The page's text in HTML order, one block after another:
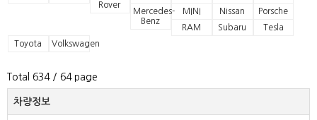
Rover
Mercedes-
Benz
MINI Nissan
Porsche
RAM
Subaru
Tesla
Toyota
Volkswagen
Total 634/ 64 page
차량정보